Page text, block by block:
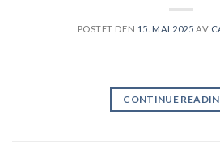
POSTET DEN 15. MAI 2025 AV
CONTINUE